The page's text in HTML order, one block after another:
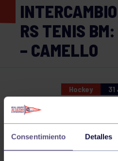
Consentimiento Detalles
RS TENIS BM:
– CAMELLO
Hockey 31
NOTICIAS